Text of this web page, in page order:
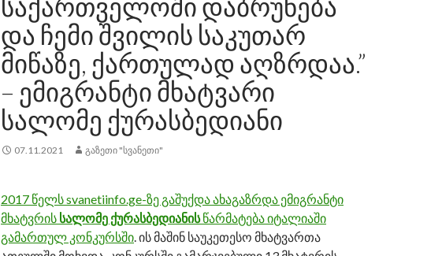
ᲡᲐᲥᲐᲠᲗᲕᲔᲚᲝᲨᲘ ᲓᲐᲑᲠᲣᲜᲔᲑᲐ
ᲓᲐ ᲩᲔᲛᲘ ᲨᲕᲘᲚᲘᲡ ᲡᲐᲙᲣᲗᲐᲠ
ᲛᲘᲬᲐᲖᲔ, ᲥᲐᲠᲗᲣᲚᲐᲓ ᲐᲦᲖᲠᲓᲐᲐ.”
– ᲔᲛᲘᲒᲠᲐᲜᲢᲘ ᲛᲮᲐᲢᲕᲐᲠᲘ
ᲡᲐᲚᲝᲛᲔ ᲥᲣᲠᲐᲡᲑᲔᲓᲘᲐᲜᲘ
07.11.2021 ᲒᲐᲖᲔᲗᲘ "ᲡᲕᲐᲜᲔᲗᲘ"
2017 წელს svanetiinfo.ge-ზე გაშუქდა ახაგაზრდა ემიგრანტი
მხატვრის სალომე ქურასბედიანისწარმატება იტალიაში
გამართულ კონკურსში. ის მაშინ საუკეთესო მხატვართა